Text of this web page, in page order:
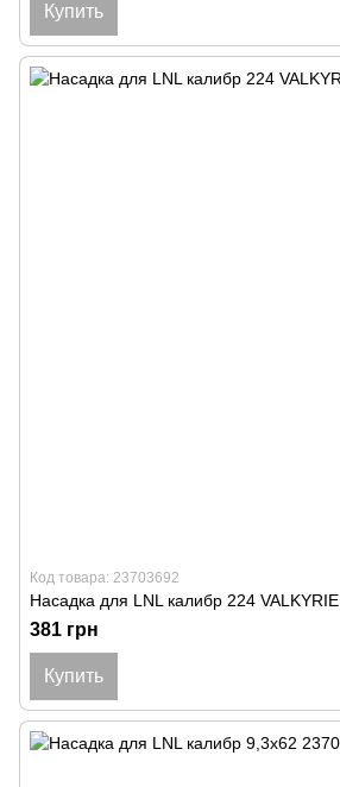
Купить
Код товара: 23703692
Насадка для LNL калибр 224 VALKYRIE
381 грн
Купить